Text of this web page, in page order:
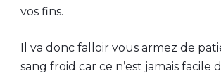
vos fins.
Il va donc falloir vous armez de
sang froid car ce n’est jamais facile